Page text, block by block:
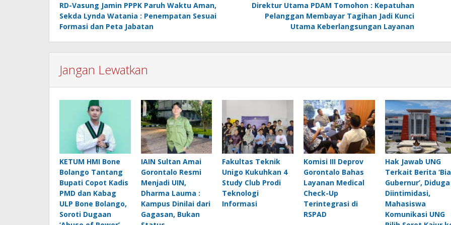
pos
RD-Vasung Jamin PPPK Paruh Waktu Aman,
Sekda Lynda Watania : Penempatan Sesuai
Formasi dan Peta Jabatan
Direktur Utama PDAM Tomohon : Kepatuhan
Pelanggan Membayar Tagihan Jadi Kunci
Utama Keberlangsungan Layanan
Jangan Lewatkan
KETUM HMI Bone
Bolango Tantang
Bupati Copot Kadis
PMD dan Kabag
ULP Bone Bolango,
Soroti Dugaan
IAIN Sultan Amai
Gorontalo Resmi
Menjadi UIN,
Dharma Lauma :
Kampus Dinilai dari
Gagasan, Bukan
Fakultas Teknik
Unigo Kukuhkan 4
Study Club Prodi
Teknologi
Informasi
Komisi III Deprov
Gorontalo Bahas
Layanan Medical
Check-Up
Terintegrasi di
RSPAD
Hak Jawab UNG
Terkait Berita
Gubernur’, Diduga
Diintimidasi,
Mahasiswa
Komunikasi UNG